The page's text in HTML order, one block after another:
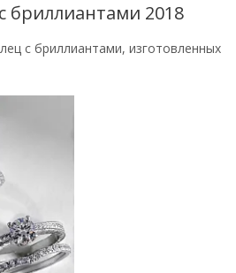
бриллиантами 2018
с бриллиантами, изготовленных